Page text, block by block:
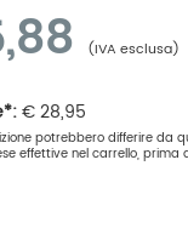
(IVA esclusa)
€28,95
potrebbero differire da
effettive nel carrello, prima